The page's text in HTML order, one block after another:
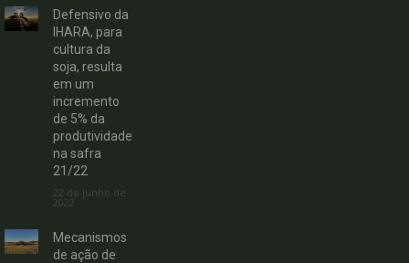
Defensivo da
IHARA, para
cultura da
soja, resulta
em um
incremento
de 5% da
produtividade
na safra
21/22
22 de junho de
2022
Mecanismos
de ação de